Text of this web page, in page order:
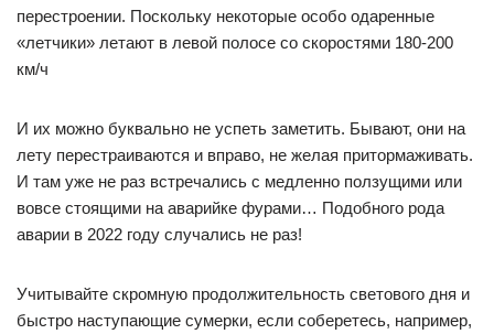
перестроении. Поскольку некоторые особо одаренные
«летчики» летают в левой полосе со скоростями 180-200
км/ч
И их можно буквально не успеть заметить. Бывают, они на
лету перестраиваются и вправо, не желая притормаживать.
И там уже не раз встречались с медленно ползущими или
вовсе стоящими на аварийке фурами… Подобного рода
аварии в 2022 году случались не раз!
Учитывайте скромную продолжительность светового дня и
быстро наступающие сумерки, если соберетесь, например,